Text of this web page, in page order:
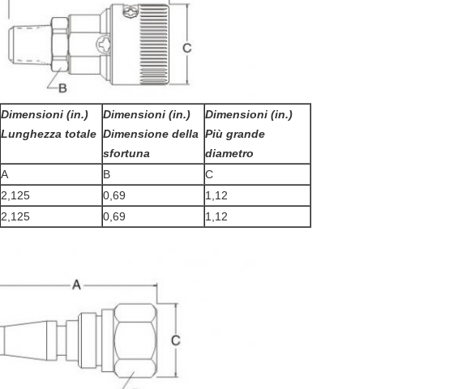
Dimensioni (in.)
Lunghezza totale
Dimensioni (in.)
Dimensione della
sfortuna
Dimensioni (in.)
Più grande
diametro
A
B
C
2,125 0,69
1,12
2,125 0,69 1,12